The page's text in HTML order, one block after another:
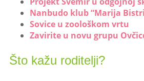
Nanbudo klub “Marija
Sovice u zoološkom vrtu
Zavirite u novu grupu
Što kažu roditelji?